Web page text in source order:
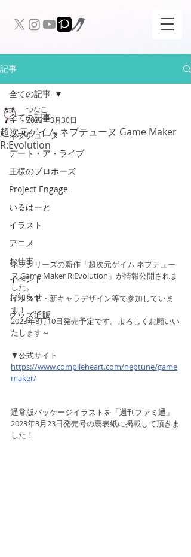
記事
全ての記事
ネプテューヌ
デート・ア・ライブ
王様のプロポーズ
Project Engage
いるはーと
イラスト
アニメ
お仕事
イベント
お知らせ
グッズ通販
全ての記事
超次元ゲイム ネプテューヌ Game Maker
R:Evolution
つなこ
2023年3月30日
ネプシリーズの新作「超次元ゲイム ネプテュー
ヌ Game Maker R:Evolution」が情報公開されま
した。
イラスト・新キャラデザイン等で参加していま
す！
2023年8月10日発売予定です。よろしくお願いい
たします～
▼公式サイト
https://www.compileheart.com/neptune/game
maker/
通常版パッケージイラストを「週刊ファミ通」
2023年3月23日発売号の裏表紙に掲載して頂きま
した！